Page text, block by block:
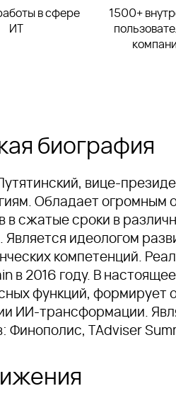
в сфере
ИТ
1500+
биография
вице-
Обладает огромным
в сжатые сроки в
Является идеологом
компетенций.
в 2016 году. В
функций, формирует
ИИ-трансформации.
TAdviser